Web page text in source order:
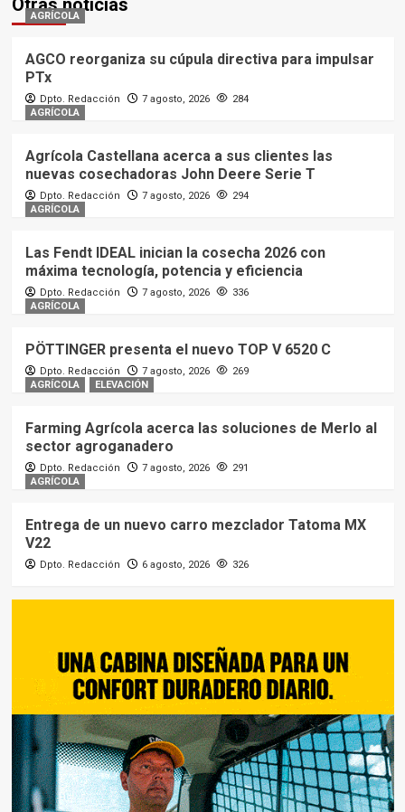
Otras noticias
AGRÍCOLA
AGCO reorganiza su cúpula directiva para impulsar
PTx
Dpto. Redacción 7 agosto, 2026
284
AGRÍCOLA
Agrícola Castellana acerca a sus clientes las
nuevas cosechadoras John Deere Serie T
Dpto. Redacción 7 agosto, 2026
294
AGRÍCOLA
Las Fendt IDEAL inician la cosecha 2026 con
máxima tecnología, potencia y eficiencia
Dpto. Redacción 7 agosto, 2026
336
AGRÍCOLA
PÖTTINGER presenta el nuevo TOP V 6520 C
Dpto. Redacción 7 agosto, 2026
269
AGRÍCOLA
ELEVACIÓN
Farming Agrícola acerca las soluciones de Merlo al
sector agroganadero
Dpto. Redacción 7 agosto, 2026
291
AGRÍCOLA
Entrega de un nuevo carro mezclador Tatoma MX
V22
Dpto. Redacción 6 agosto, 2026 326